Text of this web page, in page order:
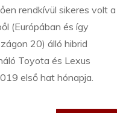
rendkívül sikeres volt a
(Európában és így
20) álló hibrid
Toyota és Lexus
első hat hónapja.